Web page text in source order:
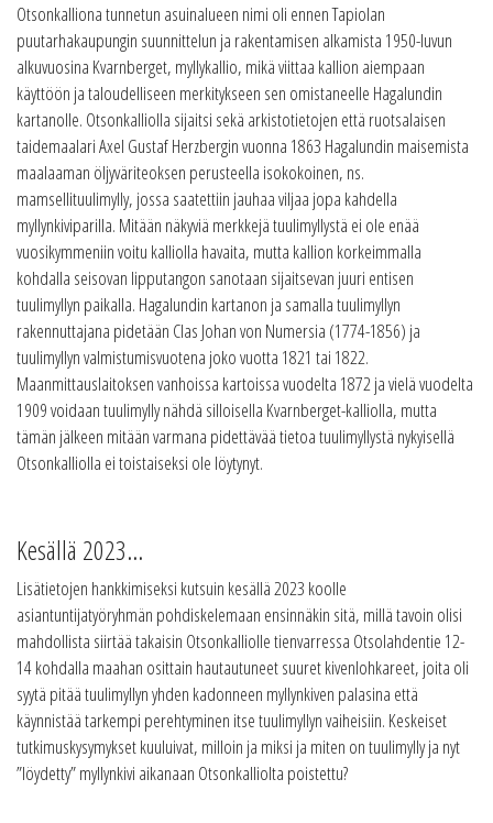
Otsonkalliona tunnetun asuinalueen nimi oli ennen Tapiolan
puutarhakaupungin suunnittelun ja rakentamisen alkamista 1950-luvun
alkuvuosina Kvarnberget, myllykallio, mikä viittaa kallion aiempaan
käyttöön ja taloudelliseen merkitykseen sen omistaneelle Hagalundin
kartanolle. Otsonkalliolla sijaitsi sekä arkistotietojen että ruotsalaisen
taidemaalari Axel Gustaf Herzbergin vuonna 1863 Hagalundin maisemista
maalaaman öljyväriteoksen perusteella isokokoinen, ns.
mamsellituulimylly, jossa saatettiin jauhaa viljaa jopa kahdella
myllynkiviparilla. Mitään näkyviä merkkejä tuulimyllystä ei ole enää
vuosikymmeniin voitu kalliolla havaita, mutta kallion korkeimmalla
kohdalla seisovan lipputangon sanotaan sijaitsevan juuri entisen
tuulimyllyn paikalla. Hagalundin kartanon ja samalla tuulimyllyn
rakennuttajana pidetään Clas Johan von Numersia (1774-1856) ja
tuulimyllyn valmistumisvuotena joko vuotta 1821 tai 1822.
Maanmittauslaitoksen vanhoissa kartoissa vuodelta 1872 ja vielä vuodelta
1909 voidaan tuulimylly nähdä silloisella Kvarnberget-kalliolla, mutta
tämän jälkeen mitään varmana pidettävää tietoa tuulimyllystä nykyisellä
Otsonkalliolla ei toistaiseksi ole löytynyt.
Kesällä 2023…
Lisätietojen hankkimiseksi kutsuin kesällä 2023 koolle
asiantuntijatyöryhmän pohdiskelemaan ensinnäkin sitä, millä tavoin olisi
mahdollista siirtää takaisin Otsonkalliolle tienvarressa Otsolahdentie 12-
14 kohdalla maahan osittain hautautuneet suuret kivenlohkareet, joita oli
syytä pitää tuulimyllyn yhden kadonneen myllynkiven palasina että
käynnistää tarkempi perehtyminen itse tuulimyllyn vaiheisiin. Keskeiset
tutkimuskysymykset kuuluivat, milloin ja miksi ja miten on tuulimylly ja nyt
”löydetty” myllynkivi aikanaan Otsonkalliolta poistettu?